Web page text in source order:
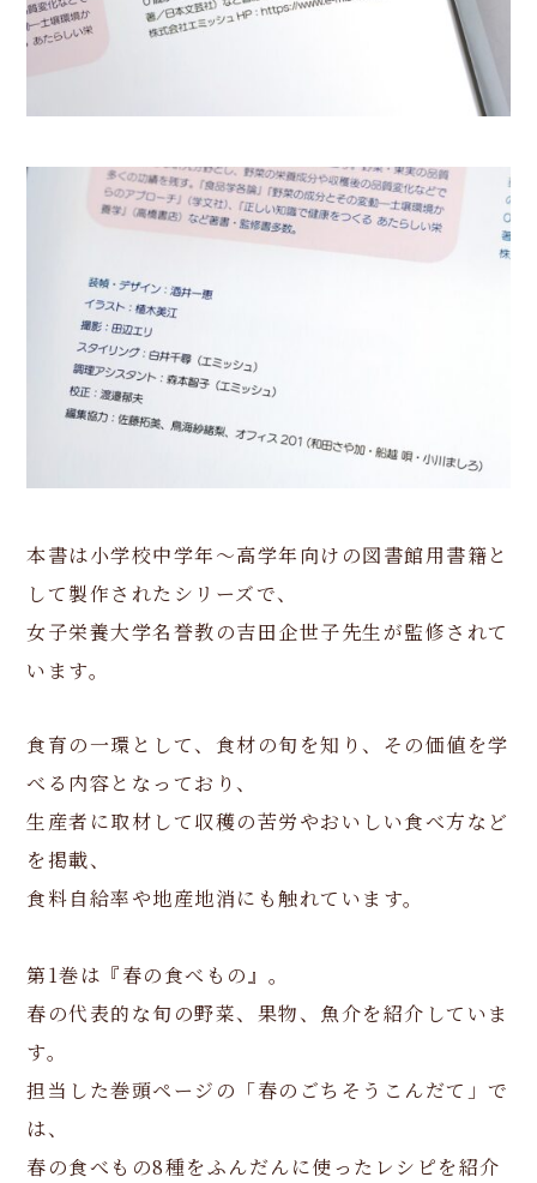
本書は小学校中学年～高学年向けの図書館用書籍と
して製作されたシリーズで、
女子栄養大学名誉教の吉田企世子先生が監修されて
います。
食育の一環として、食材の旬を知り、その価値を学
べる内容となっており、
生産者に取材して収穫の苦労やおいしい食べ方など
を掲載、
食料自給率や地産地消にも触れています。
第1巻は『春の食べもの』。
春の代表的な旬の野菜、果物、魚介を紹介していま
す。
担当した巻頭ページの「春のごちそうこんだて」で
は、
春の食べもの8種をふんだんに使ったレシピを紹介